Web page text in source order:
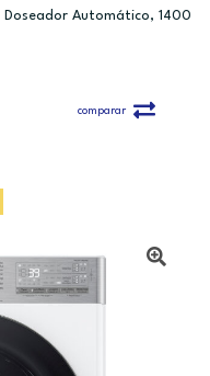
Doseador Automático, 1400
comparar